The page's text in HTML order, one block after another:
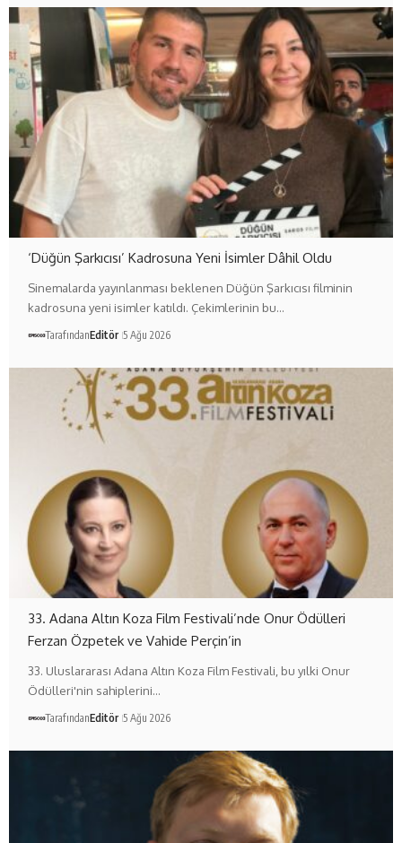
‘Düğün Şarkıcısı’ Kadrosuna Yeni İsimler Dâhil Oldu
Sinemalarda yayınlanması beklenen Düğün Şarkıcısı filminin
kadrosuna yeni isimler katıldı. Çekimlerinin bu…
TarafındanEditör 5 Ağu 2026
33. Adana Altın Koza Film Festivali’nde Onur Ödülleri
Ferzan Özpetek ve Vahide Perçin’in
33. Uluslararası Adana Altın Koza Film Festivali, bu yılki Onur
Ödülleri'nin sahiplerini…
TarafındanEditör 5 Ağu 2026